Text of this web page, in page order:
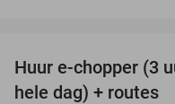
Huur e-chopper (3
hele dag) + routes